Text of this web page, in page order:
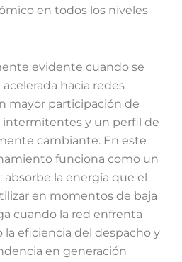
en todos los niveles
evidente cuando se
hacia redes
mayor participación de
intermitentes y un perfil de
cambiante. En este
funciona como un
la energía que el
en momentos de baja
cuando la red enfrenta
la eficiencia del despacho y
en generación